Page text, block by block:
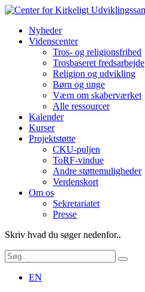
Nyheder
Videnscenter
Tros- og religionsfrihed
Trosbaseret fredsarbejde
Religion og udvikling
Børn og unge
Værn om skaberværket
Alle ressourcer
Kalender
Kurser
Projektstøtte
CKU-puljen
ToRF-vindue
Andre støttemuligheder
Verdenskort
Om os
Sekretariatet
Presse
Skriv hvad du søger nedenfor..
EN